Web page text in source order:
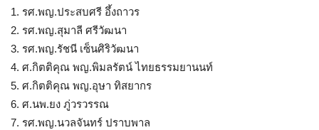
รศ.พญ.ประสบศรี อึ้งถาวร
รศ.พญ.สุมาลี ศรีวัฒนา
รศ.พญ.รัชนี เซ็นศิริวัฒนา
ศ.กิตติคุณ พญ.พิมลรัตน์ ไทยธรรมยานนท์
ศ.กิตติคุณ พญ.อุษา ทิสยากร
ศ.นพ.ยง ภู่วรวรรณ
รศ.พญ.นวลจันทร์ ปราบพาล